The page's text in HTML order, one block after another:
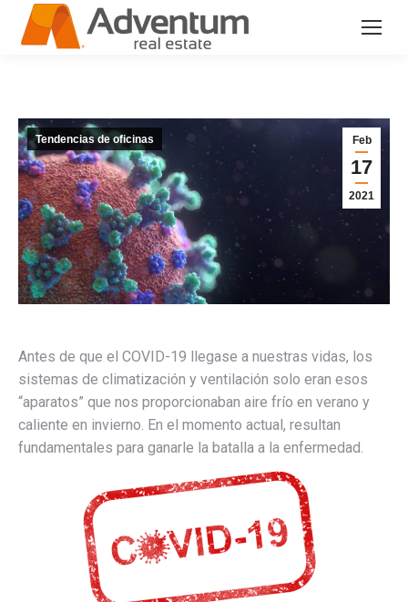
Feb
17
2021
Tendencias de oficinas
Antes de que el COVID-19 llegase a nuestras vidas, los
sistemas de climatización y ventilación solo eran esos
“aparatos” que nos proporcionaban aire frío en verano y
caliente en invierno. En el momento actual, resultan
fundamentales para ganarle la batalla a la enfermedad.